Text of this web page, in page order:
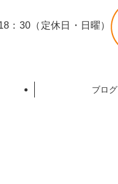
ブログ
：30（定休日・日曜）